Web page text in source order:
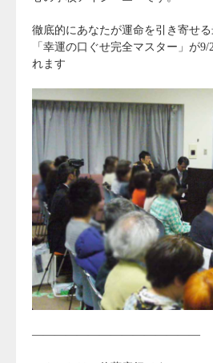
徹底的にあなたが運命を引き寄せ
「幸運の口ぐせ完全マスター」が
れます
———————————————